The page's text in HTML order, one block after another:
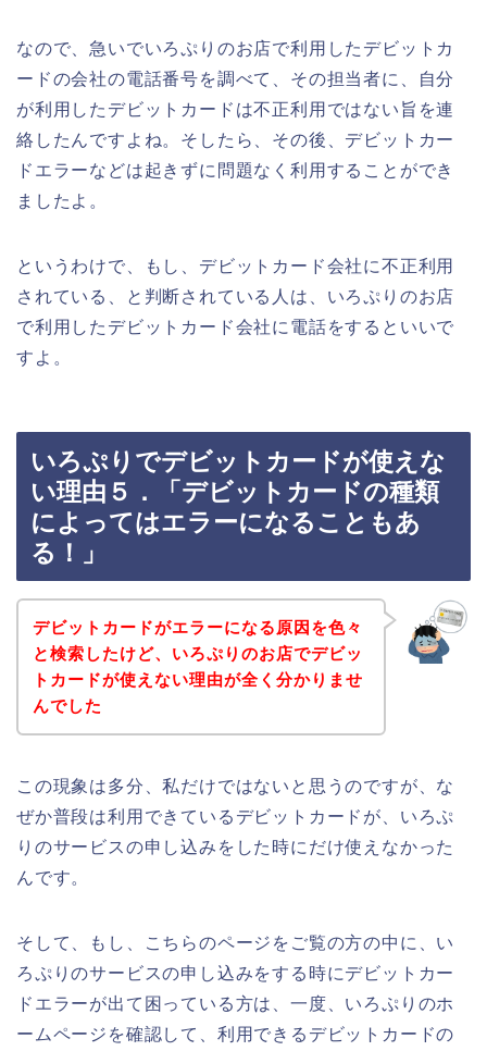
なので、急いでいろぷりのお店で利用したデビットカ
ードの会社の電話番号を調べて、その担当者に、自分
が利用したデビットカードは不正利用ではない旨を連
絡したんですよね。そしたら、その後、デビットカー
ドエラーなどは起きずに問題なく利用することができ
ましたよ。
というわけで、もし、デビットカード会社に不正利用
されている、と判断されている人は、いろぷりのお店
で利用したデビットカード会社に電話をするといいで
すよ。
いろぷりでデビットカードが使えな
い理由５．「デビットカードの種類
によってはエラーになることもあ
る！」
デビットカードがエラーになる原因を色々
と検索したけど、いろぷりのお店でデビッ
トカードが使えない理由が全く分かりませ
んでした
この現象は多分、私だけではないと思うのですが、な
ぜか普段は利用できているデビットカードが、いろぷ
りのサービスの申し込みをした時にだけ使えなかった
んです。
そして、もし、こちらのページをご覧の方の中に、い
ろぷりのサービスの申し込みをする時にデビットカー
ドエラーが出て困っている方は、一度、いろぷりのホ
ームページを確認して、利用できるデビットカードの